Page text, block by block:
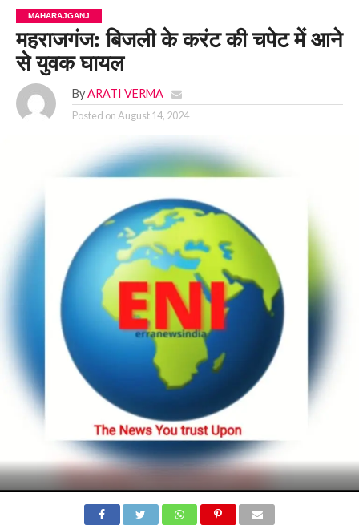
MAHARAJGANJ
महराजगंज: बिजली के करंट की चपेट में आने
से युवक घायल
By ARATI VERMA
Posted onAugust 14, 2024